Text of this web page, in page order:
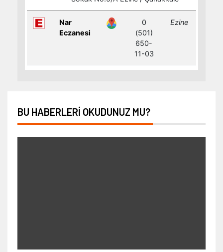
BU HABERLERI OKUDUNUZ MU?